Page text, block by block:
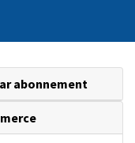
abonnement